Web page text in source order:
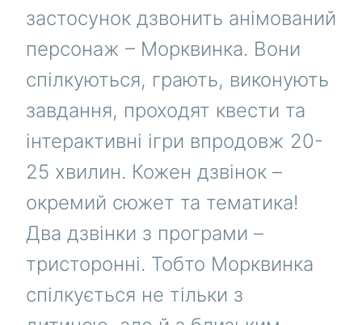
застосунок дзвонить анімований
персонаж – Морквинка. Вони
спілкуються, грають, виконують
завдання, проходят квести та
інтерактивні ігри впродовж 20-
25 хвилин. Кожен дзвінок –
окремий сюжет та тематика!
Два дзвінки з програми –
тристоронні. Тобто Морквинка
спілкується не тільки з